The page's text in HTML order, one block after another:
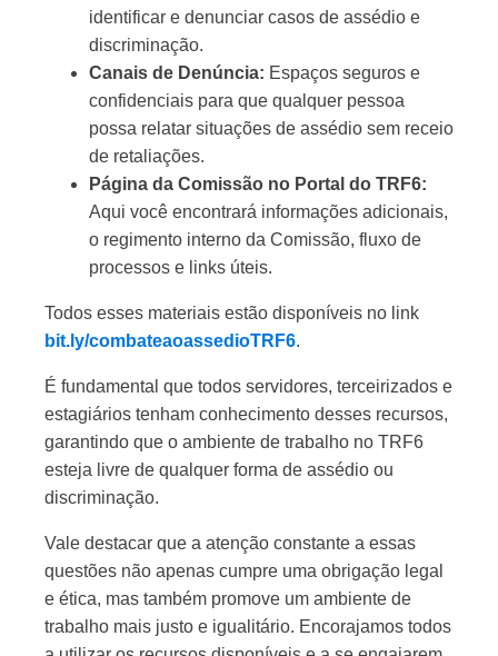
identificar e denunciar casos de assédio e
discriminação.
Canais de Denúncia: Espaços seguros e
confidenciais para que qualquer pessoa
possa relatar situações de assédio sem receio
de retaliações.
Página da Comissão no Portal do TRF6:
Aqui você encontrará informações adicionais,
o regimento interno da Comissão, fluxo de
processos e links úteis.
Todos esses materiais estão disponíveis no link
bit.ly/combateaoassedioTRF6.
É fundamental que todos servidores, terceirizados e
estagiários tenham conhecimento desses recursos,
garantindo que o ambiente de trabalho no TRF6
esteja livre de qualquer forma de assédio ou
discriminação.
Vale destacar que a atenção constante a essas
questões não apenas cumpre uma obrigação legal
e ética, mas também promove um ambiente de
trabalho mais justo e igualitário. Encorajamos todos